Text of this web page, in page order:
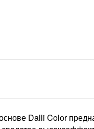
Dalli Color